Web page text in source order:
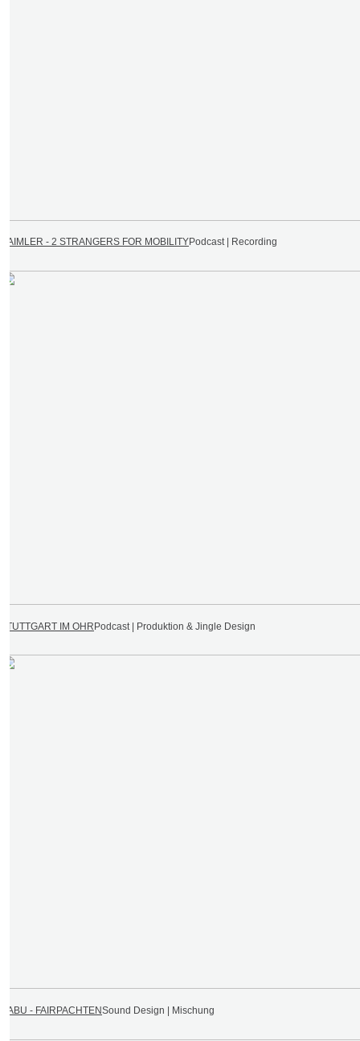
DAIMLER - 2 STRANGERS FOR MOBILITY Podcast | Recording
STUTTGART IM OHR Podcast | Produktion & Jingle Design
NABU - FAIRPACHTENSound Design | Mischung